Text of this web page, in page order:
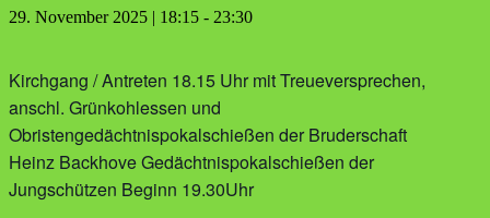
29. November 2025 | 18:15 - 23:30
Kirchgang / Antreten 18.15 Uhr mit Treueversprechen,
anschl. Grünkohlessen und
Obristengedächtnispokalschießen der Bruderschaft
Heinz Backhove Gedächtnispokalschießen der
Jungschützen Beginn 19.30Uhr